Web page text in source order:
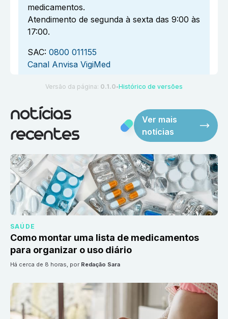
medicamentos.
Atendimento de segunda à sexta das 9:00 às
17:00.
SAC: 0800 011155
Canal Anvisa VigiMed
Versão da página: 0.1.0 ●Histórico de versões
notícias
recentes
Ver mais
notícias
SAÚDE
Como montar uma lista de medicamentos
para organizar o uso diário
há cerca de 8 horas, por Redação Sara